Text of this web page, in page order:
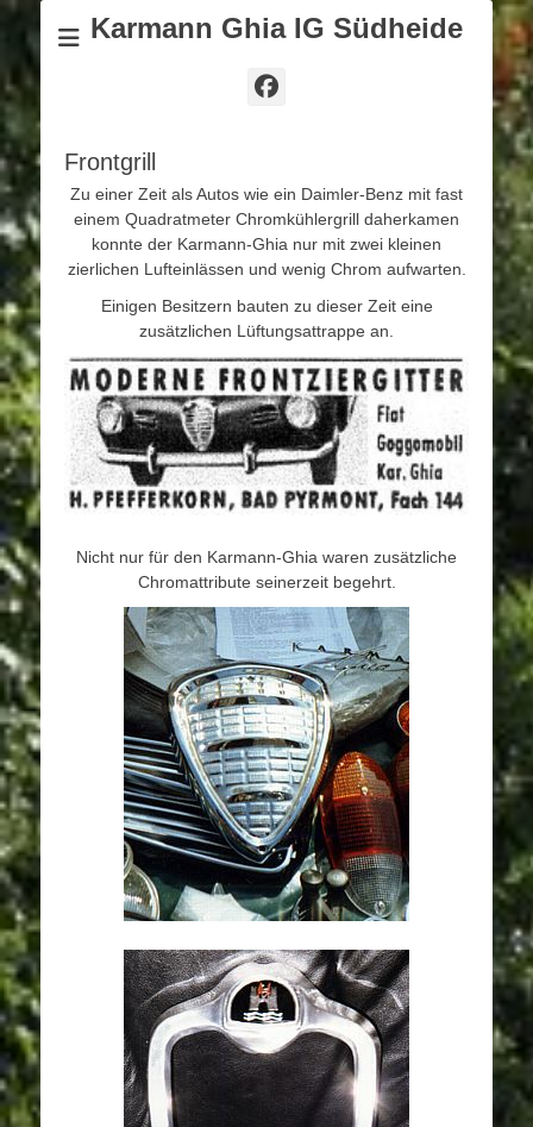
Karmann Ghia IG Südheide
Facebook
Frontgrill
Zu einer Zeit als Autos wie ein Daimler-Benz mit fast
einem Quadratmeter Chromkühlergrill daherkamen
konnte der Karmann-Ghia nur mit zwei kleinen
zierlichen Lufteinlässen und wenig Chrom aufwarten.
Einigen Besitzern bauten zu dieser Zeit eine
zusätzlichen Lüftungsattrappe an.
Nicht nur für den Karmann-Ghia waren zusätzliche
Chromattribute seinerzeit begehrt.